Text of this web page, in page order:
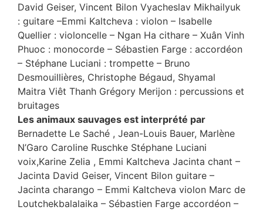
David Geiser, Vincent Bilon Vyacheslav Mikhailyuk
: guitare –Emmi Kaltcheva : violon – Isabelle
Quellier : violoncelle – Ngan Ha cithare – Xuân Vinh
Phuoc : monocorde – Sébastien Farge : accordéon
– Stéphane Luciani : trompette – Bruno
Desmouillières, Christophe Bégaud, Shyamal
Maitra Viêt Thanh Grégory Merijon : percussions et
bruitages
Les animaux sauvages est interprété par
Bernadette Le Saché , Jean-Louis Bauer, Marlène
N’Garo Caroline Ruschke Stéphane Luciani
voix,Karine Zelia , Emmi Kaltcheva Jacinta chant –
Jacinta David Geiser, Vincent Bilon guitare –
Jacinta charango – Emmi Kaltcheva violon Marc de
Loutchekbalalaika – Sébastien Farge accordéon –